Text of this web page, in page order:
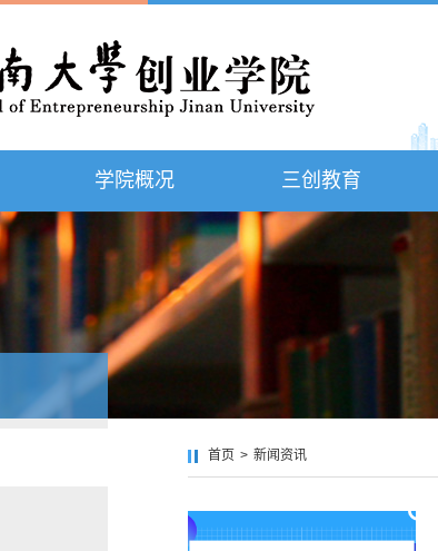
学院概况 三创教育
首页 > 新闻资讯